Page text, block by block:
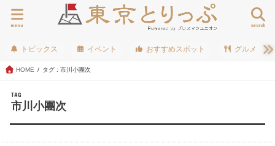
search
menu
トピックス イベント おすすめスポット グルメ
HOME タグ : 市川小團次
TAG
市川小團次